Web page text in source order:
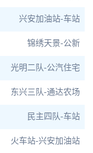
兴安加油站-车站
锦绣天景-公新
光明二队-公汽住宅
东兴三队-通达农场
民主四队-车站
火车站-兴安加油站